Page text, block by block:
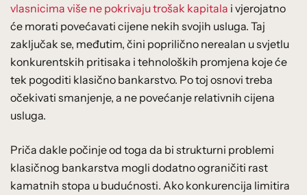
vlasnicima više ne pokrivaju trošak kapitala i vjerojatno
će morati povećavati cijene nekih svojih usluga. Taj
zaključak se, međutim, čini poprilično nerealan u svjetlu
konkurentskih pritisaka i tehnoloških promjena koje će
tek pogoditi klasično bankarstvo. Po toj osnovi treba
očekivati smanjenje, a ne povećanje relativnih cijena
usluga.
Priča dakle počinje od toga da bi strukturni problemi
klasičnog bankarstva mogli dodatno ograničiti rast
kamatnih stopa u budućnosti. Ako konkurencija limitira